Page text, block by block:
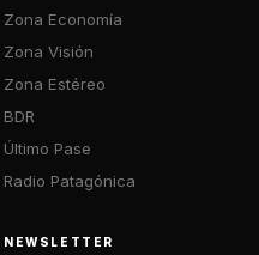
Zona Economía
Zona Visión
Zona Estéreo
BDR
Último Pase
Radio Patagónica
NEWSLETTER